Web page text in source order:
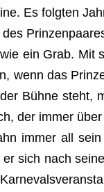
Es folg­ten
ein Grab. Mit
wenn das
Bühne steht,
der immer
immer all
sich nach